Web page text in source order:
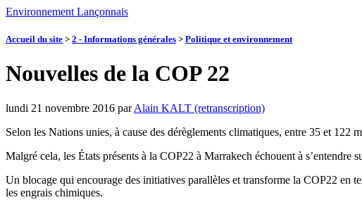
Environnement Lançonnais
Accueil du site > 2 - Informations générales > Politique et environnement
Nouvelles de la COP 22
lundi 21 novembre 2016 parAlain KALT (retranscription)
Selon les Nations unies, à cause des dérèglements climatiques, entre 35 et
Malgré cela, les États présents à la COP22 à Marrakech échouent à s’entendre
Un blocage qui encourage des initiatives parallèles et transforme la COP22 en
les engrais chimiques.